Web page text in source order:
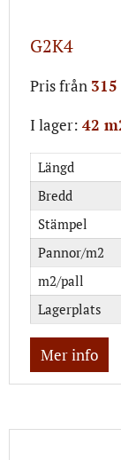
G2K4
Pris från
I lager: 42
Längd
Bredd
Stämpel
Pannor/m2
m2/pall
Lagerplats
Mer info